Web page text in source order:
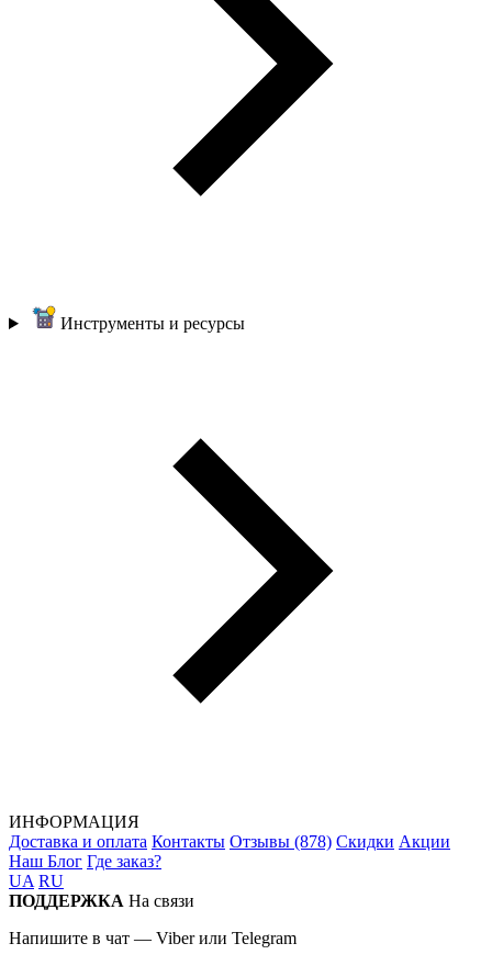
Инструменты и ресурсы
ИНФОРМАЦИЯ
Доставка и оплата Контакты Отзывы (878) Скидки Акции
Наш Блог Где заказ?
UA RU
ПОДДЕРЖКА На связи
Напишите в чат — Viber или Telegram